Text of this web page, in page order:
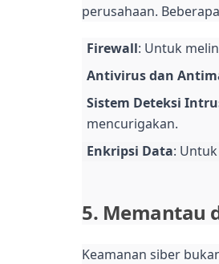
perusahaan.
Firewall: Untuk
Antivirus dan
Sistem Deteksi
mencurigakan.
Enkripsi Data:
5. Memantau
Keamanan siber